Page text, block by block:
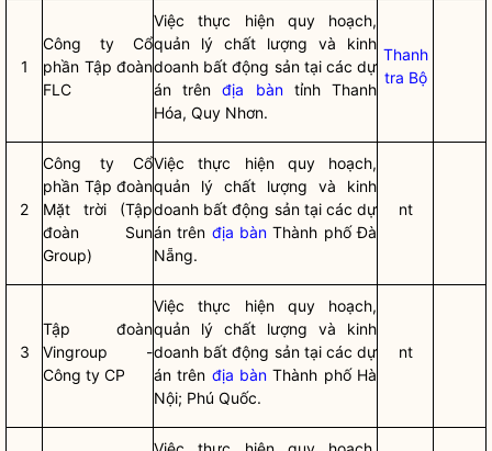
1
Công ty Cổ
phần Tập đoàn
FLC
Việc thực hiện quy hoạch,
quản lý chất lượng và kinh
doanh bất động sản tại các dự
án trênđịa bàntỉnh Thanh
Hóa, Quy Nhơn.
Thanh
tra Bộ
2
Công ty Cổ
phần Tập đoàn
Mặt trời (Tập
đoàn Sun
Group)
Việc thực hiện quy hoạch,
quản lý chất lượng và kinh
doanh bất động sản tại các dự
án trên địa bàn Thành phố Đà
Nẵng.
nt
3
Tập đoàn
Vingroup -
Công ty CP
Việc thực hiện quy hoạch,
quản lý chất lượng và kinh
doanh bất động sản tại các dự
án trên địa bàn Thành phố Hà
Nội; Phú Quốc.
nt